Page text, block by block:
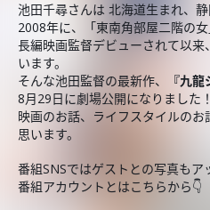
池田千尋さんは 北海道生まれ、静
2008年に、「東南角部屋二階の
長編映画監督デビューされて以
います。
そんな池田監督の最新作、
『九
8月29日に劇場公開になりました！
映画のお話、ライフスタイルの
思います。
番組SNSではゲストとの写真もア
番組アカウントとはこちらから👇